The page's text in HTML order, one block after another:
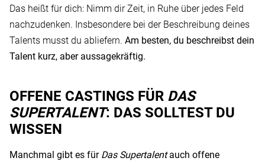
Das heißt für dich: Nimm dir Zeit, in Ruhe über jedes Feld
nachzudenken. Insbesondere bei der Beschreibung deines
Talents musst du abliefern. Am besten, du beschreibst dein
Talent kurz, aber aussagekräftig.
OFFENE CASTINGS FÜR DAS
SUPERTALENT: DAS SOLLTEST DU
WISSEN
Manchmal gibt es für Das Supertalentauch offene